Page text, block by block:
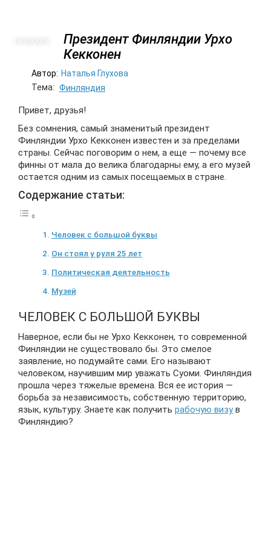
Президент Финляндии Урхо
Кекконен
19/08
Автор: Наталья Глухова
Тема: Финляндия
Привет, друзья!
Без сомнения, самый знаменитый президент
Финляндии Урхо Кекконен известен и за пределами
страны. Сейчас поговорим о нем, а еще — почему все
финны от мала до велика благодарны ему, а его музей
остается одним из самых посещаемых в стране.
Содержание статьи:
Человек с большой буквы
Он стоял у руля 25 лет
Политическая деятельность
Музей
ЧЕЛОВЕК С БОЛЬШОЙ БУКВЫ
Наверное, если бы не Урхо Кекконен, то современной
Финляндии не существовало бы. Это смелое
заявление, но подумайте сами. Его называют
человеком, научившим мир уважать Суоми. Финляндия
прошла через тяжелые времена. Вся ее история —
борьба за независимость, собственную территорию,
язык, культуру. Знаете как получить рабочую визув
Финляндию?